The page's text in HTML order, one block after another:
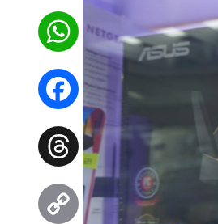
WhatsApp
Facebook
Threads